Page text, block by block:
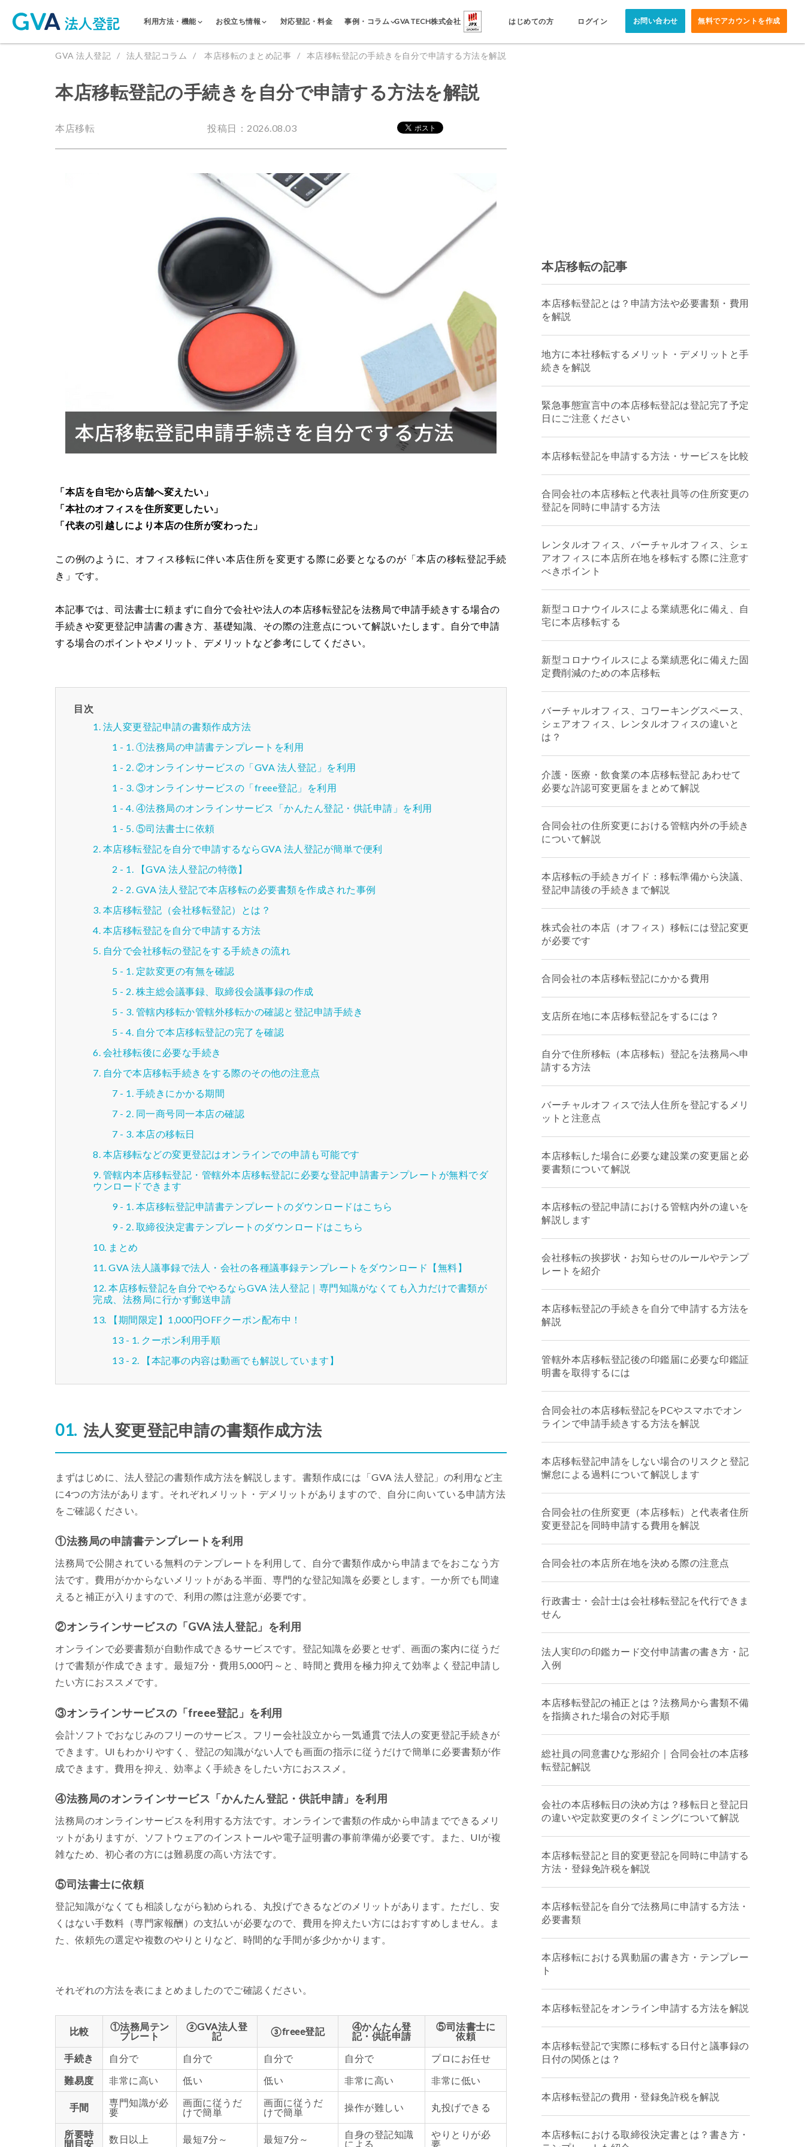
利用方法・機能 お役立ち情報 対応登記・料金 事例・コラム GVA TECH株式会社 はじめての方 ログイン お問い合わせ 無料でアカウントを作成
GVA 法人登記 法人登記コラム 本店移転のまとめ記事 本店移転登記の手続きを自分で申請する方法を解説
本店移転登記の手続きを自分で申請する方法を解説
本店移転 投稿日：2026.08.03
「本店を自宅から店舗へ変えたい」
「本社のオフィスを住所変更したい」
「代表の引越しにより本店の住所が変わった」
この例のように、オフィス移転に伴い本店住所を変更する際に必要となるのが「本店の移転登記手続
き」です。
本記事では、司法書士に頼まずに自分で会社や法人の本店移転登記を法務局で申請手続きする場合の
手続きや変更登記申請書の書き方、基礎知識、その際の注意点について解説いたします。自分で申請
する場合のポイントやメリット、デメリットなど参考にしてください。
目次
法人変更登記申請の書類作成方法
①法務局の申請書テンプレートを利用
②オンラインサービスの「GVA 法人登記」を利用
③オンラインサービスの「freee登記」を利用
④法務局のオンラインサービス「かんたん登記・供託申請」を利用
⑤司法書士に依頼
本店移転登記を自分で申請するならGVA 法人登記が簡単で便利
【GVA 法人登記の特徴】
GVA 法人登記で本店移転の必要書類を作成された事例
本店移転登記（会社移転登記）とは？
本店移転登記を自分で申請する方法
自分で会社移転の登記をする手続きの流れ
定款変更の有無を確認
株主総会議事録、取締役会議事録の作成
管轄内移転か管轄外移転かの確認と登記申請手続き
自分で本店移転登記の完了を確認
会社移転後に必要な手続き
自分で本店移転手続きをする際のその他の注意点
手続きにかかる期間
同一商号同一本店の確認
本店の移転日
本店移転などの変更登記はオンラインでの申請も可能です
管轄内本店移転登記・管轄外本店移転登記に必要な登記申請書テンプレートが無料でダ
ウンロードできます
本店移転登記申請書テンプレートのダウンロードはこちら
取締役決定書テンプレートのダウンロードはこちら
まとめ
GVA 法人議事録で法人・会社の各種議事録テンプレートをダウンロード【無料】
本店移転登記を自分でやるならGVA 法人登記｜専門知識がなくても入力だけで書類が
完成、法務局に行かず郵送申請
【期間限定】1,000円OFFクーポン配布中！
クーポン利用手順
【本記事の内容は動画でも解説しています】
法人変更登記申請の書類作成方法
まずはじめに、法人登記の書類作成方法を解説します。書類作成には「GVA 法人登記」の利用など主
に4つの方法があります。それぞれメリット・デメリットがありますので、自分に向いている申請方法
をご確認ください。
①法務局の申請書テンプレートを利用
法務局で公開されている無料のテンプレートを利用して、自分で書類作成から申請までをおこなう方
法です。費用がかからないメリットがある半面、専門的な登記知識を必要とします。一か所でも間違
えると補正が入りますので、利用の際は注意が必要です。
②オンラインサービスの「GVA 法人登記」を利用
オンラインで必要書類が自動作成できるサービスです。登記知識を必要とせず、画面の案内に従うだ
けで書類が作成できます。最短7分・費用5,000円～と、時間と費用を極力抑えて効率よく登記申請し
たい方におススメです。
③オンラインサービスの「freee登記」を利用
会計ソフトでおなじみのフリーのサービス。フリー会社設立から一気通貫で法人の変更登記手続きが
できます。UIもわかりやすく、登記の知識がない人でも画面の指示に従うだけで簡単に必要書類が作
成できます。費用を抑え、効率よく手続きをしたい方におススメ。
④法務局のオンラインサービス「かんたん登記・供託申請」を利用
法務局のオンラインサービスを利用する方法です。オンラインで書類の作成から申請までできるメリ
ットがありますが、ソフトウェアのインストールや電子証明書の事前準備が必要です。また、UIが複
雑なため、初心者の方には難易度の高い方法です。
⑤司法書士に依頼
登記知識がなくても相談しながら勧められる、丸投げできるなどのメリットがあります。ただし、安
くはない手数料（専門家報酬）の支払いが必要なので、費用を抑えたい方にはおすすめしません。ま
た、依頼先の選定や複数のやりとりなど、時間的な手間が多少かかります。
それぞれの方法を表にまとめましたのでご確認ください。
比較
①法務局テン
プレート
②GVA法人登
記
③freee登記
④かんたん登
記・供託申請
⑤司法書士に
依頼
手続き
自分で 自分で 自分で 自分で
プロにお任せ
難易度
非常に高い 低い 低い 非常に高い 非常に低い
手間
専門知識が必
要
画面に従うだ
けで簡単
画面に従うだ
けで簡単
操作が難しい 丸投げできる
所要時
間目安
数日以上 最短7分～ 最短7分～
自身の登記知識
による
やりとりが必
要
本店移転の記事
本店移転登記とは？申請方法や必要書類・費用
を解説
地方に本社移転するメリット・デメリットと手
続きを解説
緊急事態宣言中の本店移転登記は登記完了予定
日にご注意ください
本店移転登記を申請する方法・サービスを比較
合同会社の本店移転と代表社員等の住所変更の
登記を同時に申請する方法
レンタルオフィス、バーチャルオフィス、シェ
アオフィスに本店所在地を移転する際に注意す
べきポイント
新型コロナウイルスによる業績悪化に備え、自
宅に本店移転する
新型コロナウイルスによる業績悪化に備えた固
定費削減のための本店移転
バーチャルオフィス、コワーキングスペース、
シェアオフィス、レンタルオフィスの違いと
は？
介護・医療・飲食業の本店移転登記 あわせて
必要な許認可変更届をまとめて解説
合同会社の住所変更における管轄内外の手続き
について解説
本店移転の手続きガイド：移転準備から決議、
登記申請後の手続きまで解説
株式会社の本店（オフィス）移転には登記変更
が必要です
合同会社の本店移転登記にかかる費用
支店所在地に本店移転登記をするには？
自分で住所移転（本店移転）登記を法務局へ申
請する方法
バーチャルオフィスで法人住所を登記するメリ
ットと注意点
本店移転した場合に必要な建設業の変更届と必
要書類について解説
本店移転の登記申請における管轄内外の違いを
解説します
会社移転の挨拶状・お知らせのルールやテンプ
レートを紹介
本店移転登記の手続きを自分で申請する方法を
解説
管轄外本店移転登記後の印鑑届に必要な印鑑証
明書を取得するには
合同会社の本店移転登記をPCやスマホでオン
ラインで申請手続きする方法を解説
本店移転登記申請をしない場合のリスクと登記
懈怠による過料について解説します
合同会社の住所変更（本店移転）と代表者住所
変更登記を同時申請する費用を解説
合同会社の本店所在地を決める際の注意点
行政書士・会計士は会社移転登記を代行できま
せん
法人実印の印鑑カード交付申請書の書き方・記
入例
本店移転登記の補正とは？法務局から書類不備
を指摘された場合の対応手順
総社員の同意書ひな形紹介｜合同会社の本店移
転登記解説
会社の本店移転日の決め方は？移転日と登記日
の違いや定款変更のタイミングについて解説
本店移転登記と目的変更登記を同時に申請する
方法・登録免許税を解説
本店移転登記を自分で法務局に申請する方法・
必要書類
本店移転における異動届の書き方・テンプレー
ト
本店移転登記をオンライン申請する方法を解説
本店移転登記で実際に移転する日付と議事録の
日付の関係とは？
本店移転登記の費用・登録免許税を解説
本店移転における取締役決定書とは？書き方・